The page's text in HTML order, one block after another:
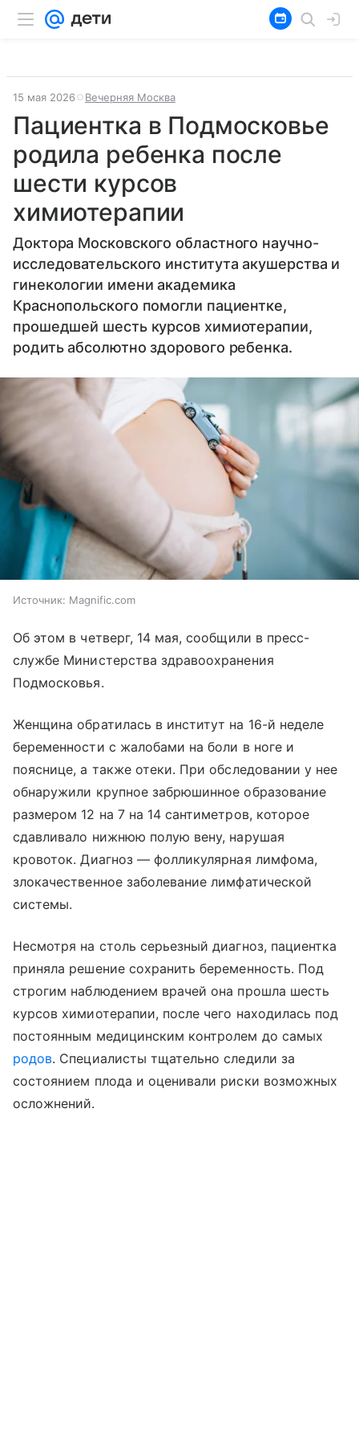
15 мая 2026 Вечерняя Москва
Пациентка в Подмосковье
родила ребенка после
шести курсов
химиотерапии
Доктора Московского областного научно-
исследовательского института акушерства и
гинекологии имени академика
Краснопольского помогли пациентке,
прошедшей шесть курсов химиотерапии,
родить абсолютно здорового ребенка.
Источник: Magnific.com
Об этом в четверг, 14 мая, сообщили в пресс-
службе Министерства здравоохранения
Подмосковья.
Женщина обратилась в институт на 16-й неделе
беременности с жалобами на боли в ноге и
пояснице, а также отеки. При обследовании у нее
обнаружили крупное забрюшинное образование
размером 12 на 7 на 14 сантиметров, которое
сдавливало нижнюю полую вену, нарушая
кровоток. Диагноз — фолликулярная лимфома,
злокачественное заболевание лимфатической
системы.
Несмотря на столь серьезный диагноз, пациентка
приняла решение сохранить беременность. Под
строгим наблюдением врачей она прошла шесть
курсов химиотерапии, после чего находилась под
постоянным медицинским контролем до самых
родов. Специалисты тщательно следили за
состоянием плода и оценивали риски возможных
осложнений.